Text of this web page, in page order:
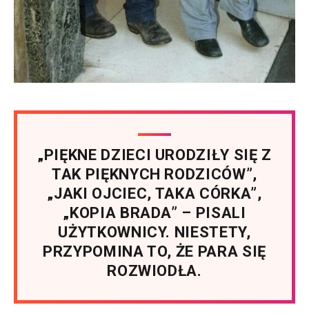
„PIĘKNE DZIECI URODZIŁY SIĘ Z
TAK PIĘKNYCH RODZICÓW”,
„JAKI OJCIEC, TAKA CÓRKA”,
„KOPIA BRADA” – PISALI
UŻYTKOWNICY. NIESTETY,
PRZYPOMINA TO, ŻE PARA SIĘ
ROZWIODŁA.